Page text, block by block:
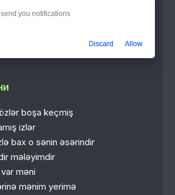
Var
boşa keçmiş
izlər
bax o sənin əsərindir
mələyimdir
məni
mənim yerimə
you notifications
Discard Allow